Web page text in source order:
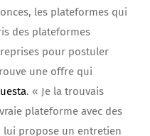
les plateformes qui
des plateformes
pour postuler
une offre qui
. « Je la trouvais
plateforme avec des
lui propose un entretien